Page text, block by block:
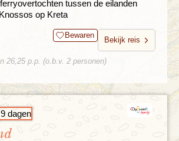
tussen de eilanden
op Kreta
Bewaren
Bekijk reis
26,25 p.p. (o.b.v. 2 personen)